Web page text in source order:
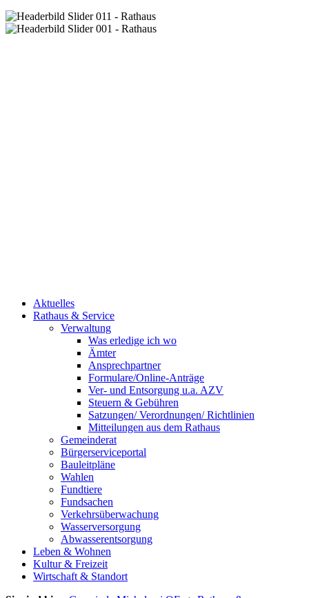
Aktuelles
Rathaus & Service
Verwaltung
Was erledige ich wo
Ämter
Ansprechpartner
Formulare/Online-Anträge
Ver- und Entsorgung u.a. AZV
Steuern & Gebühren
Satzungen/ Verordnungen/ Richtlinien
Mitteilungen aus dem Rathaus
Gemeinderat
Bürgerserviceportal
Bauleitpläne
Wahlen
Fundtiere
Fundsachen
Verkehrsüberwachung
Wasserversorgung
Abwasserentsorgung
Leben & Wohnen
Kultur & Freizeit
Wirtschaft & Standort